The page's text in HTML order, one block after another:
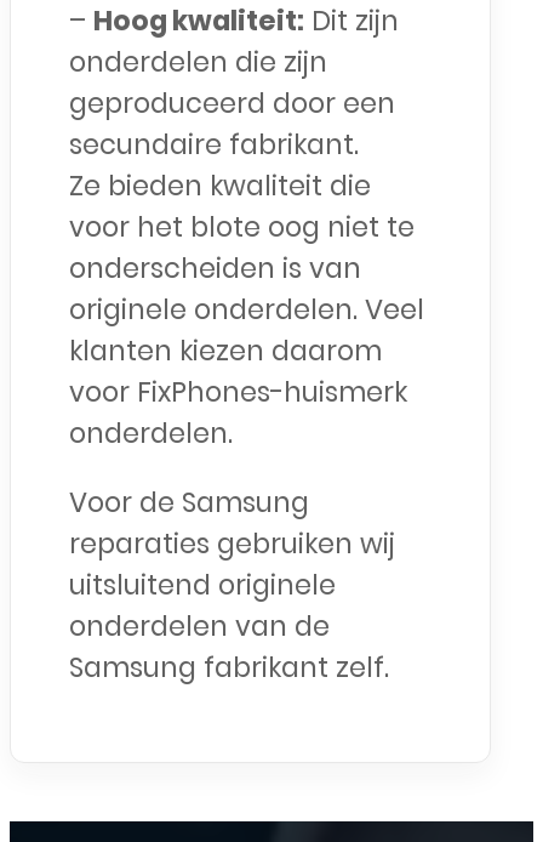
– Hoog kwaliteit: Dit zijn
onderdelen die zijn
geproduceerd door een
secundaire fabrikant.
Ze bieden kwaliteit die
voor het blote oog niet te
onderscheiden is van
originele onderdelen. Veel
klanten kiezen daarom
voor FixPhones-huismerk
onderdelen.
Voor de Samsung
reparaties gebruiken wij
uitsluitend originele
onderdelen van de
Samsung fabrikant zelf.